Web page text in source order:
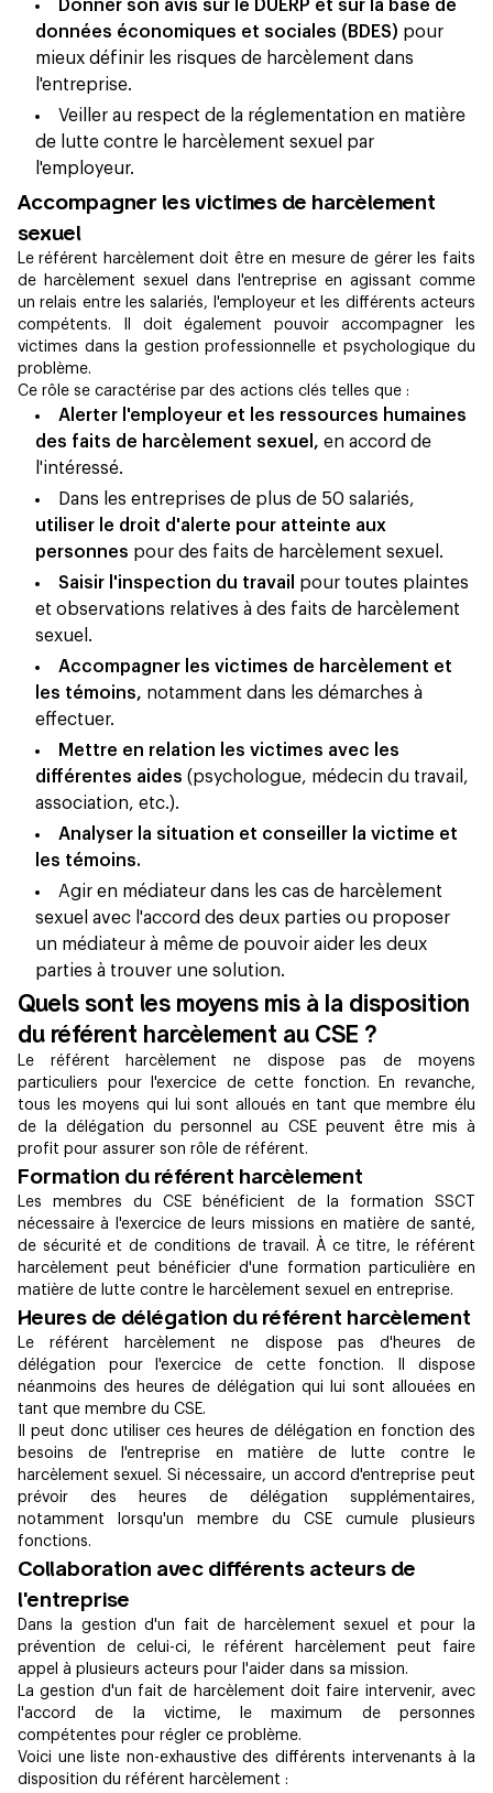
Donner son avis sur le DUERP et sur la base de
données économiques et sociales (BDES) pour
mieux définir les risques de harcèlement dans
l'entreprise.
Veiller au respect de la réglementation en matière
de lutte contre le harcèlement sexuel par
l'employeur.
Accompagner les victimes de harcèlement
sexuel
Le référent harcèlement doit être en mesure de gérer les faits
de harcèlement sexuel dans l'entreprise en agissant comme
un relais entre les salariés, l'employeur et les différents acteurs
compétents. Il doit également pouvoir accompagner les
victimes dans la gestion professionnelle et psychologique du
problème.
Ce rôle se caractérise par des actions clés telles que :
Alerter l'employeur et les ressources humaines
des faits de harcèlement sexuel, en accord de
l'intéressé.
Dans les entreprises de plus de 50 salariés,
utiliser le droit d'alerte pour atteinte aux
personnes pour des faits de harcèlement sexuel.
Saisir l'inspection du travail
pour toutes plaintes
et observations relatives à des faits de harcèlement
sexuel.
Accompagner les victimes de harcèlement et
les témoins, notamment dans les démarches à
effectuer.
Mettre en relation les victimes avec les
différentes aides (psychologue, médecin du travail,
association, etc.).
Analyser la situation et conseiller la victime et
les témoins.
Agir en médiateur dans les cas de harcèlement
sexuel avec l'accord des deux parties ou proposer
un médiateur à même de pouvoir aider les deux
parties à trouver une solution.
Quels sont les moyens mis à la disposition
du référent harcèlement au CSE ?
Le référent harcèlement ne dispose pas de moyens
particuliers pour l'exercice de cette fonction. En revanche,
tous les moyens qui lui sont alloués en tant que membre élu
de la délégation du personnel au CSE peuvent être mis à
profit pour assurer son rôle de référent.
Formation du référent harcèlement
Les membres du CSE bénéficient de la formation SSCT
nécessaire à l'exercice de leurs missions en matière de santé,
de sécurité et de conditions de travail. À ce titre, le référent
harcèlement peut bénéficier d'une formation particulière en
matière de lutte contre le harcèlement sexuel en entreprise.
Heures de délégation du référent harcèlement
Le référent harcèlement ne dispose pas d'heures de
délégation pour l'exercice de cette fonction. Il dispose
néanmoins des heures de délégation qui lui sont allouées en
tant que membre du CSE.
Il peut donc utiliser ces heures de délégation en fonction des
besoins de l'entreprise en matière de lutte contre le
harcèlement sexuel. Si nécessaire, un accord d'entreprise peut
prévoir des heures de délégation supplémentaires,
notamment lorsqu'un membre du CSE cumule plusieurs
fonctions.
Collaboration avec différents acteurs de
l'entreprise
Dans la gestion d'un fait de harcèlement sexuel et pour la
prévention de celui-ci, le référent harcèlement peut faire
appel à plusieurs acteurs pour l'aider dans sa mission.
La gestion d'un fait de harcèlement doit faire intervenir, avec
l'accord de la victime, le maximum de personnes
compétentes pour régler ce problème.
Voici une liste non-exhaustive des différents intervenants à la
disposition du référent harcèlement :